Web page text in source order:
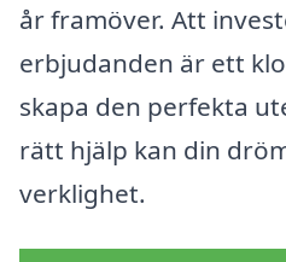
år framöver. Att
erbjudanden är ett
skapa den perfekta
rätt hjälp kan din
verklighet.